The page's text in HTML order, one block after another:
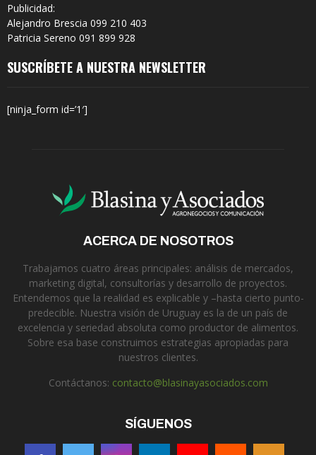
Publicidad:
Alejandro Brescia 099 210 403
Patricia Sereno 091 899 928
SUSCRÍBETE A NUESTRA NEWSLETTER
[ninja_form id=’1′]
ACERCA DE NOSOTROS
Trabajamos cuatro áreas principales: análisis de mercados,
marketing digital, consultorías y desarrollo de proyectos.
Entendemos que la realidad es explicable y –hasta cierto punto-
predecible. Nuestra visión de Uruguay es la de un país de
excelencia y seriedad absoluta como productor de alimentos.
Sobre esa base construimos estrategias apropiadas para
nuestros clientes.
Contáctanos: contacto@blasinayasociados.com
SÍGUENOS